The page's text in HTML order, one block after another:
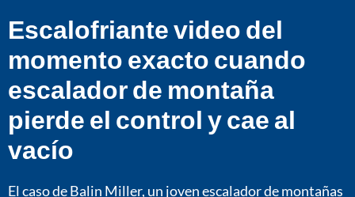
Escalofriante video del
momento exacto cuando
escalador de montaña
pierde el control y cae al
vacío
El caso de Balin Miller, un joven escalador de montañas